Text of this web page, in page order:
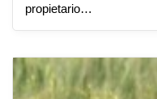
propietario…